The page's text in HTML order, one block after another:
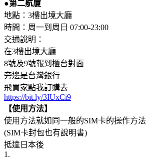
●第二航廈
地點：3樓出境大廳
時間：周一到周日 07:00-23:00
交通說明：
在3樓出境大廳
8號及9號報到櫃台對面
旁邊是台灣銀行
飛買家點我訂購去
https://bit.ly/3IUxCi9
【使用方法】
使用方法就如同一般的SIM卡的操作方法
(SIM卡封包也有說明書)
抵達日本後
1.